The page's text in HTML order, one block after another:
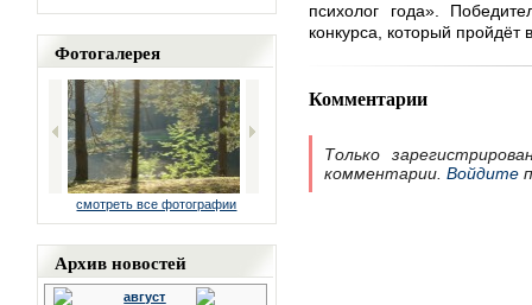
Фотогалерея
смотреть все фотографии
Архив новостей
август
психолог года».
конкурса, который пройдёт
Комментарии
Только
комментарии. Войдите